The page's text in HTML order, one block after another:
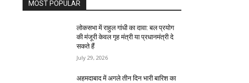
MOST POPULAR
लोकसभा में राहुल गांधी का दावा: बल प्रयोग
की मंजूरी केवल गृह मंत्री या प्रधानमंत्री दे
सकते हैं
July 29, 2026
अहमदाबाद में अगले तीन दिन भारी बारिश का